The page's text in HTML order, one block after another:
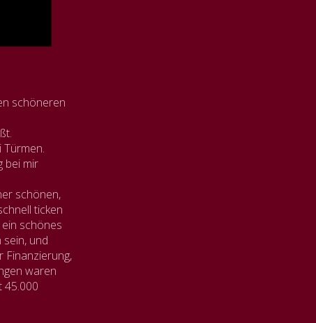
schöneren
bei mir
schönen,
ticken
schönes
und
Finanzierung,
waren
45.000